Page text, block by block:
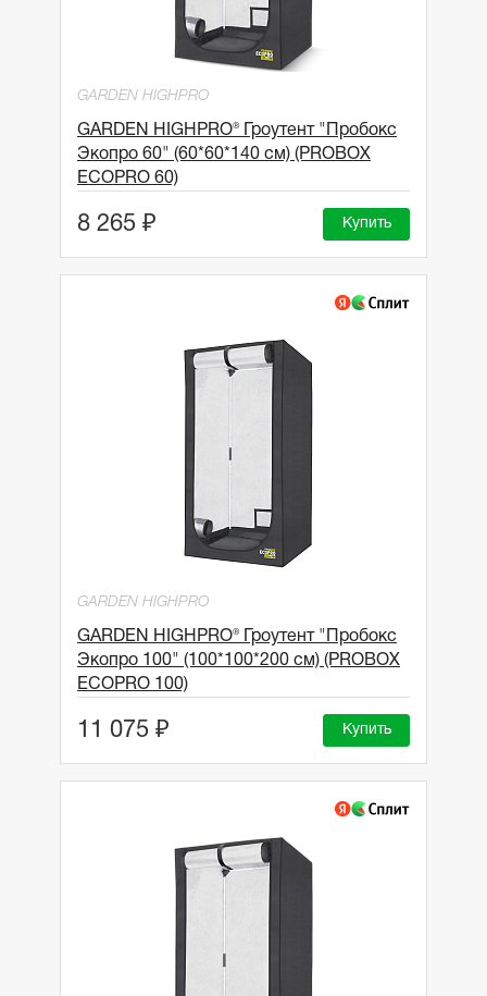
GARDEN HIGHPRO
GARDEN HIGHPRO® Гроутент "Пробокс
Экопро 60" (60*60*140 см) (PROBOX
ECOPRO 60)
8 265 ₽ Купить
GARDEN HIGHPRO
GARDEN HIGHPRO® Гроутент "Пробокс
Экопро 100" (100*100*200 см) (PROBOX
ECOPRO 100)
11 075 ₽ Купить